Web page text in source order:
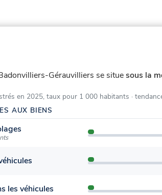
Gérauvilliers se situesous la
en 2025, taux pour 1 000 habitants ·
AUX BIENS
les véhicules